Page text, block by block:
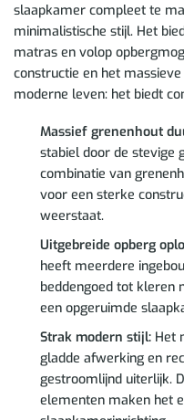
slaapkamer compleet te
minimalistische stijl. Het
matras en volop
constructie en het
moderne leven: het biedt
Massief grenenhout
stabiel door de stevige
combinatie van
voor een sterke
weerstaat.
Uitgebreide opberg
heeft meerdere
beddengoed tot kleren
een opgeruimde
Strak modern stijl:Het
gladde afwerking en
gestroomlijnd uiterlijk.
elementen maken het